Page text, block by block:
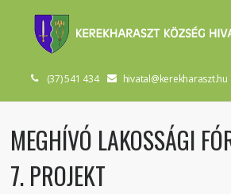
(37) 541 434 hivatal@kerekharaszt.hu
MEGHÍVÓ LAKOSSÁGI
7. PROJEKT